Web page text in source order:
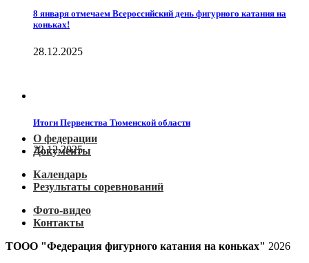
8 января отмечаем Всероссийский день фигурного катания на
коньках!
28.12.2025
Итоги Первенства Тюменской области
22.12.2025
О федерации
Документы
Календарь
Результаты соревнований
Фото-видео
Контакты
ТООО "Федерация фигурного катания на коньках" 2026